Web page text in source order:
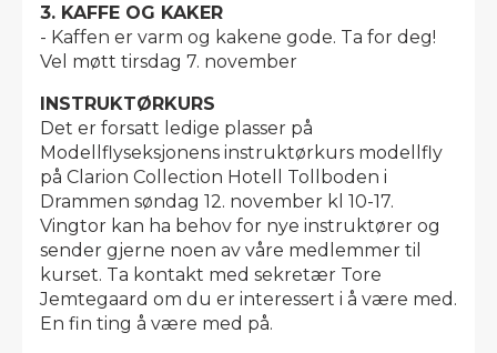
3. KAFFE OG KAKER
- Kaffen er varm og kakene gode. Ta for deg!
Vel møtt tirsdag 7. november
INSTRUKTØRKURS
Det er forsatt ledige plasser på
Modellflyseksjonens instruktørkurs modellfly
på Clarion Collection Hotell Tollboden i
Drammen søndag 12. november kl 10-17.
Vingtor kan ha behov for nye instruktører og
sender gjerne noen av våre medlemmer til
kurset. Ta kontakt med sekretær Tore
Jemtegaard om du er interessert i å være med.
En fin ting å være med på.